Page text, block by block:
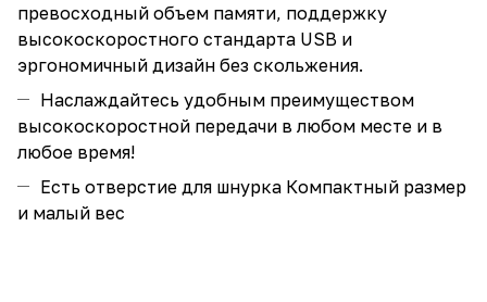
превосходный объем памяти, поддержку
высокоскоростного стандарта USB и
эргономичный дизайн без скольжения.
Наслаждайтесь удобным преимуществом
высокоскоростной передачи в любом месте и в
любое время!
Есть отверстие для шнурка Компактный размер
и малый вес